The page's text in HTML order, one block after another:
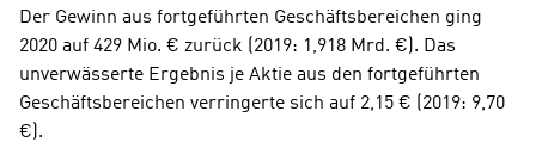
Der Gewinn aus fortgeführten Geschäftsbereichen ging
2020 auf 429 Mio. € zurück (2019: 1,918 Mrd. €). Das
unverwässerte Ergebnis je Aktie aus den fortgeführten
Geschäftsbereichen verringerte sich auf 2,15 € (2019: 9,70
€).